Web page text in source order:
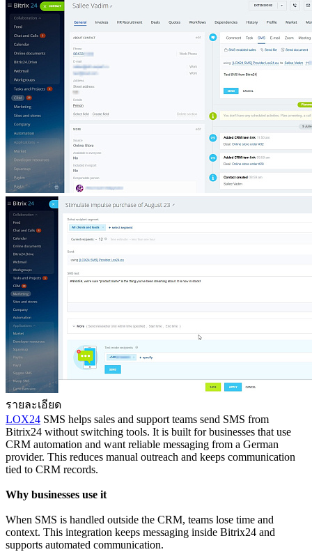
รายละเอียด
LOX24 SMS helps sales and support teams send SMS from
Bitrix24 without switching tools. It is built for businesses that use
CRM automation and want reliable messaging from a German
provider. This reduces manual outreach and keeps communication
tied to CRM records.
Why businesses use it
When SMS is handled outside the CRM, teams lose time and
context. This integration keeps messaging inside Bitrix24 and
supports automated communication.